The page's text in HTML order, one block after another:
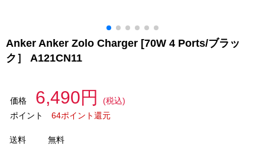
Anker Anker Zolo Charger [70W 4 Ports/ブラッ
ク］ A121CN11
価格 6,490円
(税込)
ポイント
64ポイント還元
送料
無料